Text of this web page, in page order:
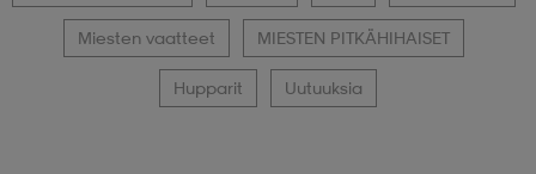
Miesten vaatteet MIESTEN PITKÄHIHAISET
Hupparit Uutuuksia